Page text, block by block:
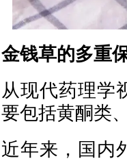
金钱草的多重
从现代药理学
要包括黄酮类
近年来，国内